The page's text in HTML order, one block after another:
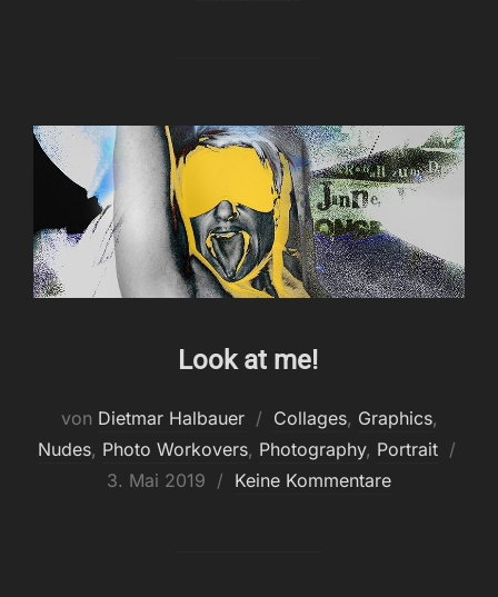
Look at me!
von Dietmar Halbauer Collages, Graphics,
Nudes, Photo Workovers, Photography, Portrait
3. Mai 2019 Keine Kommentare